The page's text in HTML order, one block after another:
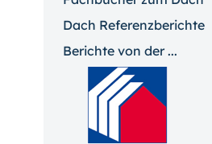
Dach Referenzberichte
Berichte von der ...